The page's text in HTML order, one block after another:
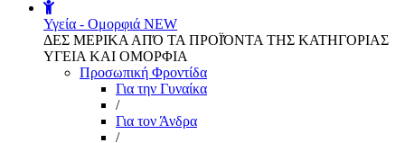
Υγεία - Ομορφιά NEW
ΔΕΣ ΜΕΡΙΚΑ ΑΠΌ ΤΑ ΠΡΟΪΌΝΤΑ ΤΗΣ ΚΑΤΗΓΟΡΙΑΣ
ΥΓΕΙΑ ΚΑΙ ΟΜΟΡΦΙΑ
Προσωπική Φροντίδα
Για την Γυναίκα
/
Για τον Άνδρα
/